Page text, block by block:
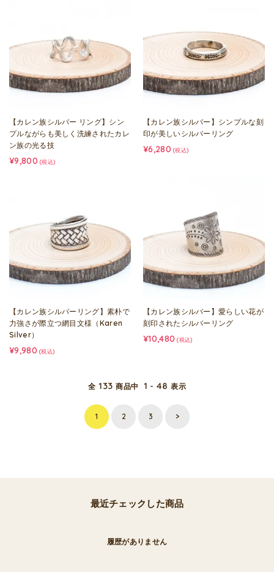
【カレン族シルバー リング】シン
プルながらも美しく洗練されたカレ
ン族の光る技
¥9,800 (税込)
【カレン族シルバー】シンプルな刻
印が美しいシルバーリング
¥6,280 (税込)
【カレン族シルバーリング】素朴で
力強さが際立つ網目文様（Karen
Silver）
¥9,980 (税込)
【カレン族シルバー】愛らしい花が
刻印されたシルバーリング
¥10,480 (税込)
全 133 商品中 1 - 48 表示
1 2 3 >
最近チェックした商品
履歴がありません